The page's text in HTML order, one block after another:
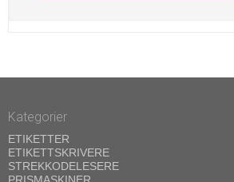
Kategorier
ETIKETTER
ETIKETTSKRIVERE
STREKKODELESERE